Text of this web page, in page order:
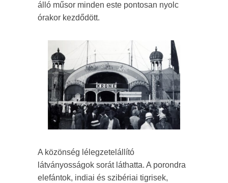
álló műsor minden este pontosan nyolc
órakor kezdődött.
A közönség lélegzetelállító
látványosságok sorát láthatta. A porondra
elefántok, indiai és szibériai tigrisek,